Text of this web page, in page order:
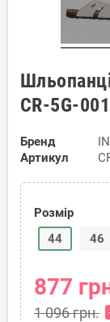
CR-5G-001
Бренд
Артикул
Розмір
44
46
877
1 096 грн.